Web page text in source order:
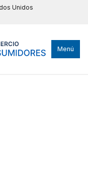
Unidos
Menú